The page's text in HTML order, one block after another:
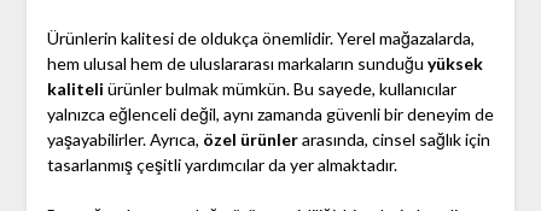
Ürünlerin kalitesi de oldukça önemlidir. Yerel mağazalarda,
hem ulusal hem de uluslararası markaların sunduğu yüksek
kaliteli ürünler bulmak mümkün. Bu sayede, kullanıcılar
yalnızca eğlenceli değil, aynı zamanda güvenli bir deneyim de
yaşayabilirler. Ayrıca, özel ürünlerarasında, cinsel sağlık için
tasarlanmış çeşitli yardımcılar da yer almaktadır.